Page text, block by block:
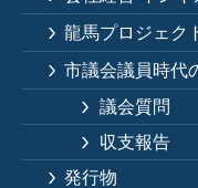
龍馬プロジェク
市議会議員時代
議会質問
収支報告
発行物